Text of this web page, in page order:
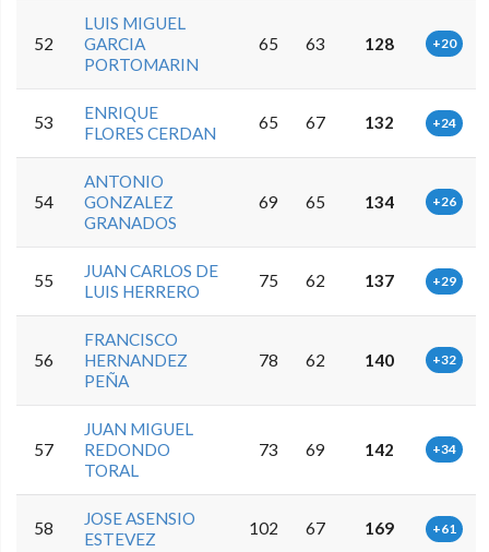
52
LUIS MIGUEL
GARCIA
PORTOMARIN
65 63 128 +20
53
ENRIQUE
FLORES CERDAN
65 67 132 +24
54
ANTONIO
GONZALEZ
GRANADOS
69 65 134 +26
55
JUAN CARLOS DE
LUIS HERRERO
75 62 137 +29
56
FRANCISCO
HERNANDEZ
PEÑA
78 62 140 +32
57
JUAN MIGUEL
REDONDO
TORAL
73 69 142 +34
58
JOSE ASENSIO
ESTEVEZ
102 67 169 +61